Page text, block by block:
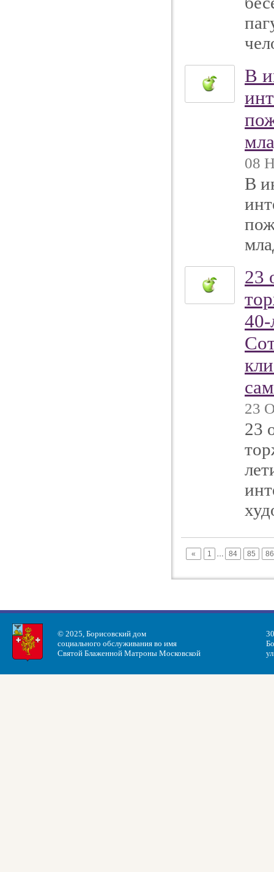
В
08
В
23
40-
23
23
« 1 … 84 85 86
© 2025, Борисовский дом
социального обслуживания во имя
Святой Блаженной Матроны Московской